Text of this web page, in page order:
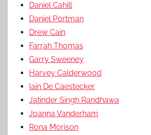
Daniel Cahill
Daniel Portman
Drew Cain
Farrah Thomas
Garry Sweeney
Harvey Calderwood
Iain De Caestecker
Jatinder Singh Randhawa
Joanna Vanderham
Rona Morison